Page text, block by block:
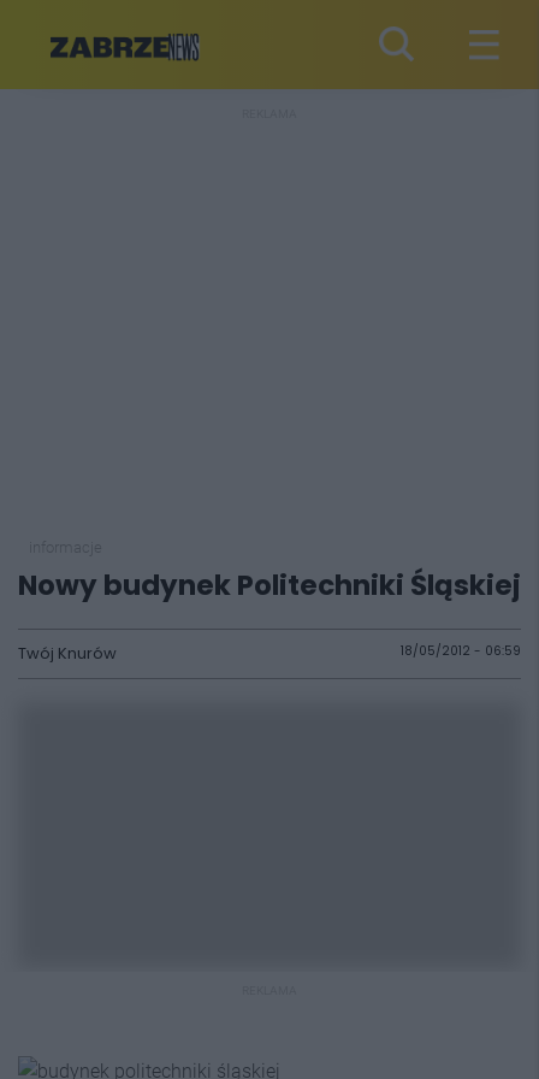
Nowy budynek Politechniki Śląskiej
Twój Knurów 18/05/2012 - 06:59